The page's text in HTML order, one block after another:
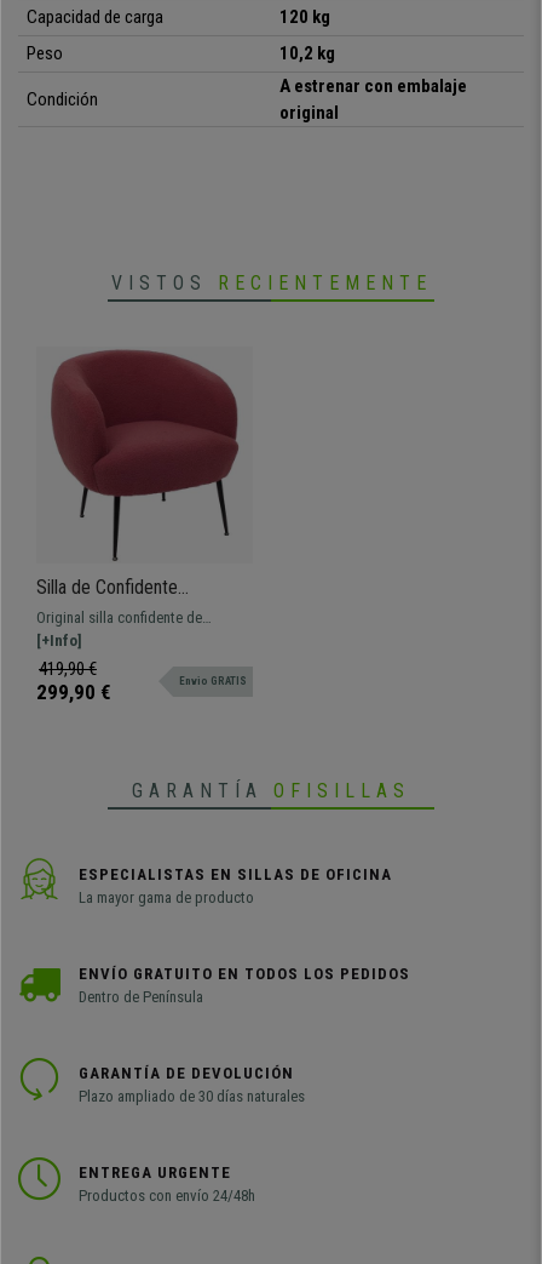
• Diseño original y moderno
•Gran acolchado, alta densidad
•Patas atideslizantes
Capacidad de carga
120 kg
Peso
10,2 kg
Condición
A estrenar con embalaje
original
VISTOS RECIENTEMENTE
Silla de Confidente
HARMONY, Gran acolchado,
Diseño Moderno, en Tela
color Rosa
Original silla confidente de
exclusivo diseño. Gran
comodidad, acolchado de alta
densidad. Fabricada con
[+Info]
419,90 €
299,90 € Envio GRATIS
GARANTÍA OFISILLAS
ESPECIALISTAS EN SILLAS DE OFICINA
La mayor gama de producto
ENVÍO GRATUITO EN TODOS LOS PEDIDOS
Dentro de Península
GARANTÍA DE DEVOLUCIÓN
Plazo ampliado de 30 días naturales
ENTREGA URGENTE
Productos con envío 24/48h